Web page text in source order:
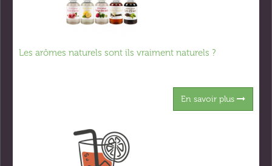
Les arômes naturels sont ils vraiment naturels ?
En savoir plus